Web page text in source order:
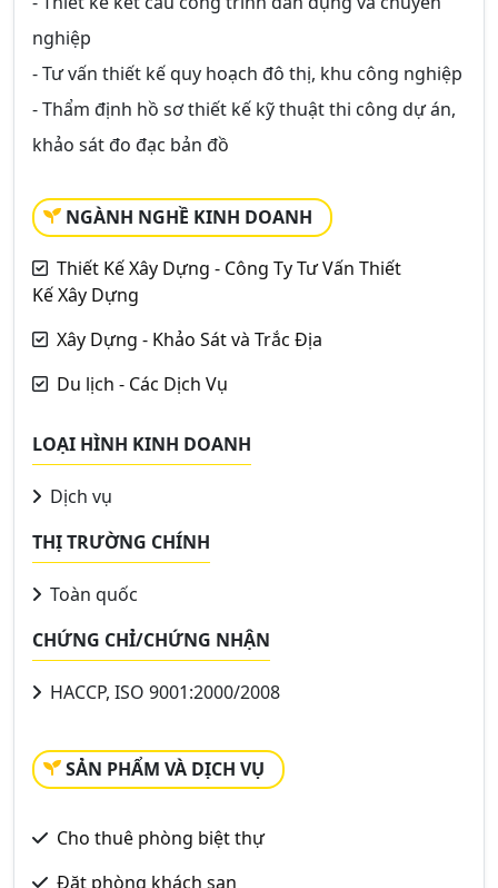
nghiệp
- Tư vấn thiết kế quy hoạch đô thị, khu công nghiệp
- Thẩm định hồ sơ thiết kế kỹ thuật thi công dự án,
khảo sát đo đạc bản đồ
NGÀNH NGHỀ KINH DOANH
Thiết Kế Xây Dựng - Công Ty Tư Vấn Thiết
Kế Xây Dựng
Xây Dựng - Khảo Sát và Trắc Địa
Du lịch - Các Dịch Vụ
LOẠI HÌNH KINH DOANH
Dịch vụ
THỊ TRƯỜNG CHÍNH
Toàn quốc
CHỨNG CHỈ/CHỨNG NHẬN
HACCP, ISO 9001:2000/2008
SẢN PHẨM VÀ DỊCH VỤ
Cho thuê phòng biệt thự
Đặt phòng khách sạn